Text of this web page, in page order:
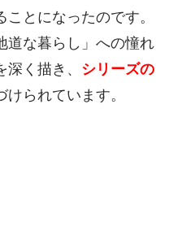
とになったのです。
道な暮らし」への憧れ
く描き、 シリーズの
けられています。